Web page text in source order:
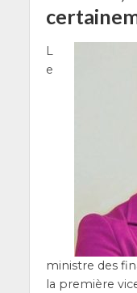
L
e
ministre des
la pre­mière